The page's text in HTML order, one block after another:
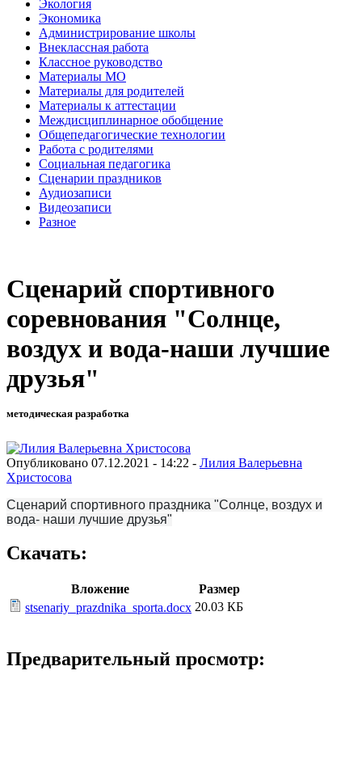
Экология
Экономика
Администрирование школы
Внеклассная работа
Классное руководство
Материалы МО
Материалы для родителей
Материалы к аттестации
Междисциплинарное обобщение
Общепедагогические технологии
Работа с родителями
Социальная педагогика
Сценарии праздников
Аудиозаписи
Видеозаписи
Разное
Сценарий спортивного
соревнования "Солнце,
воздух и вода-наши лучшие
друзья"
методическая разработка
Опубликовано 07.12.2021 - 14:22 - Лилия Валерьевна
Христосова
Сценарий спортивного праздника "Солнце, воздух и
вода- наши лучшие друзья"
Скачать:
Вложение
Размер
stsenariy_prazdnika_sporta.docx 20.03 КБ
Предварительный просмотр: